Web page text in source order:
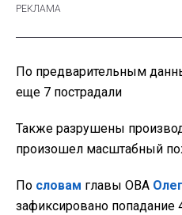
По предварительным
еще 7 пострадали
Также разрушены
произошел масштабный
По словам главы ОВА
зафиксировано